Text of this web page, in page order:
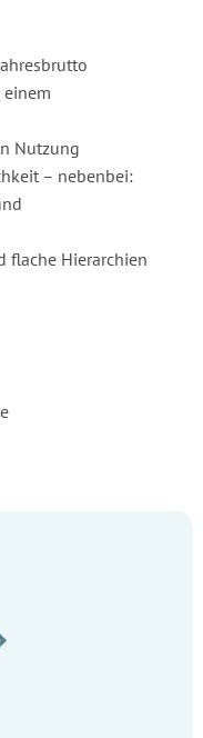
Nutzung
– nebenbei:
flache Hierarchien